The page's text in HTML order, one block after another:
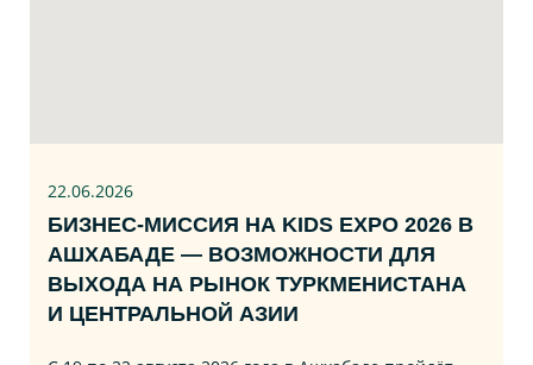
22.06.2026
БИЗНЕС‑МИССИЯ НА KIDS EXPO 2026 В
АШХАБАДЕ — ВОЗМОЖНОСТИ ДЛЯ
ВЫХОДА НА РЫНОК ТУРКМЕНИСТАНА
И ЦЕНТРАЛЬНОЙ АЗИИ